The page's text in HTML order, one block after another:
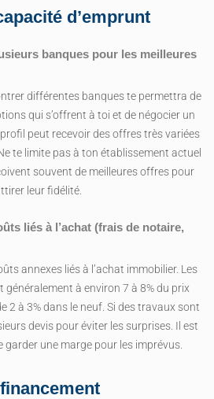
d’emprunt
banques pour les meilleures
différentes banques te permettra de
qui s’offrent à toi et de négocier un
peut recevoir des offres très variées
te limite pas à ton établissement actuel
souvent de meilleures offres pour
leur fidélité.
liés à l’achat (frais de notaire,
annexes liés à l’achat immobilier. Les
généralement à environ 7 à 8% du prix
2 à 3% dans le neuf. Si des travaux sont
devis pour éviter les surprises. Il est
garder une marge pour les imprévus.